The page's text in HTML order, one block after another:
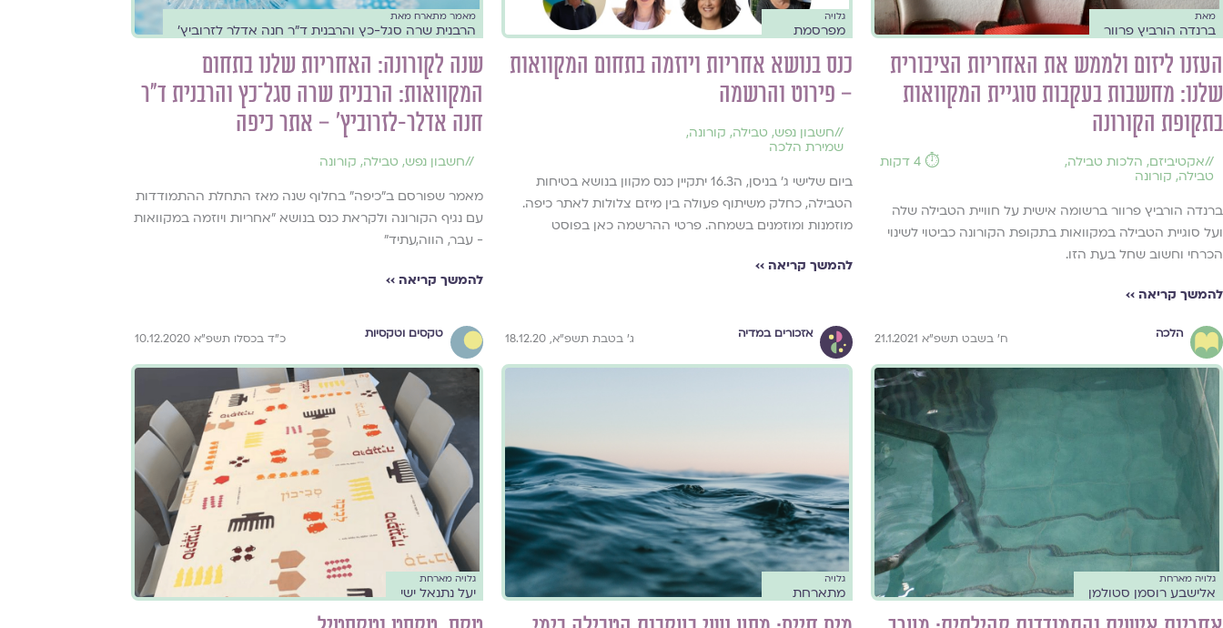
מאת
ברנדה הורביץ פרוור
העזנו ליזום ולממש את האחריות הציבורית
שלנו: מחשבות בעקבות סוגיית המקוואות
בתקופת הקורונה
//אקטיביזם, הלכות טבילה,
טבילה, קורונה
⏱️ 4 דקות
ברנדה הורביץ פרוור ברשומה אישית על חוויית הטבילה שלה
ועל סוגיית הטבילה במקוואות בתקופת הקורונה כביטוי לשינוי
הכרחי וחשוב שחל בעת הזו.
להמשך קריאה ››
גלויה
מפרסמת
כנס בנושא אחריות ויוזמה בתחום המקוואות
– פירוט והרשמה
//חשבון נפש, טבילה, קורונה,
שמירת הלכה
ביום שלישי ג׳ בניסן, ה16.3 יתקיין כנס מקוון בנושא בטיחות
הטבילה, כחלק משיתוף פעולה בין מיזם צלולות לאתר כיפה.
מוזמנות ומוזמנים בשמחה. פרטי ההרשמה כאן בפוסט
להמשך קריאה ››
מאמר מתארח מאת
הרבנית שרה סגל-כץ והרבנית ד״ר חנה אדלר לזרוביץ׳
שנה לקורונה: האחריות שלנו בתחום
המקוואות: הרבנית שרה סגל־כץ והרבנית ד״ר
חנה אדלר-לזרוביץ' – אתר כיפה
//חשבון נפש, טבילה, קורונה
מאמר שפורסם ב״כיפה״ בחלוף שנה מאז התחלת ההתמודדות
עם נגיף הקורונה ולקראת כנס בנושא ״אחריות ויוזמה במקוואות
- עבר, הווה,עתיד״
להמשך קריאה ››
הלכה ח' בשבט תשפ"א 21.1.2021
גלויה מארחת
אלישבע רוסמן סטולמן
אזכורים במדיה ג' בטבת תשפ"א, 18.12.20
גלויה
מתארחת
טקסים וטקסיות כ"ד בכסלו תשפ"א 10.12.2020
גלויה מארחת
יעל נתנאל ישי